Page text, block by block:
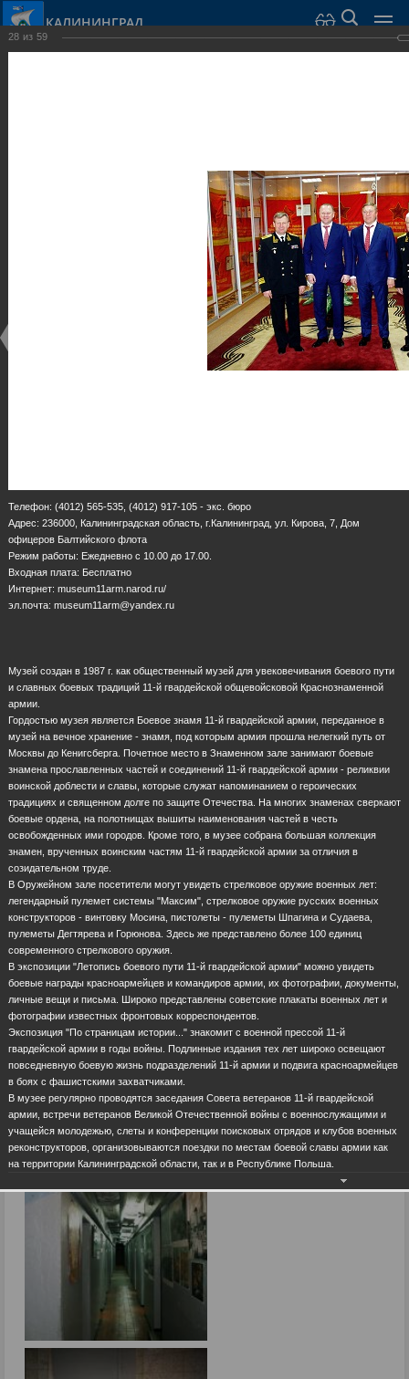
КАЛИНИНГРАД
28 из 59
Телефон: (4012) 565-535, (4012) 917-105 - экс. бюро
Адрес: 236000, Калининградская область, г.Калининград, ул. Кирова, 7, Дом
офицеров Балтийского флота
Режим работы: Ежедневно с 10.00 до 17.00.
Входная плата: Бесплатно
Интернет: museum11arm.narod.ru/
эл.почта: museum11arm@yandex.ru
Музей создан в 1987 г. как общественный музей для увековечивания боевого пути
и славных боевых традиций 11-й гвардейской общевойсковой Краснознаменной
армии.
Гордостью музея является Боевое знамя 11-й гвардейской армии, переданное в
музей на вечное хранение - знамя, под которым армия прошла нелегкий путь от
Москвы до Кенигсберга. Почетное место в Знаменном зале занимают боевые
знамена прославленных частей и соединений 11-й гвардейской армии - реликвии
воинской доблести и славы, которые служат напоминанием о героических
традициях и священном долге по защите Отечества. На многих знаменах сверкают
боевые ордена, на полотнищах вышиты наименования частей в честь
освобожденных ими городов. Кроме того, в музее собрана большая коллекция
знамен, врученных воинским частям 11-й гвардейской армии за отличия в
созидательном труде.
В Оружейном зале посетители могут увидеть стрелковое оружие военных лет:
легендарный пулемет системы "Максим", стрелковое оружие русских военных
конструкторов - винтовку Мосина, пистолеты - пулеметы Шпагина и Судаева,
пулеметы Дегтярева и Горюнова. Здесь же представлено более 100 единиц
современного стрелкового оружия.
В экспозиции "Летопись боевого пути 11-й гвардейской армии" можно увидеть
боевые награды красноармейцев и командиров армии, их фотографии, документы,
личные вещи и письма. Широко представлены советские плакаты военных лет и
фотографии известных фронтовых корреспондентов.
Экспозиция "По страницам истории..." знакомит с военной прессой 11-й
гвардейской армии в годы войны. Подлинные издания тех лет широко освещают
повседневную боевую жизнь подразделений 11-й армии и подвига красноармейцев
в боях с фашистскими захватчиками.
В музее регулярно проводятся заседания Совета ветеранов 11-й гвардейской
армии, встречи ветеранов Великой Отечественной войны с военнослужащими и
учащейся молодежью, слеты и конференции поисковых отрядов и клубов военных
реконструкторов, организовываются поездки по местам боевой славы армии как
на территории Калининградской области, так и в Республике Польша.